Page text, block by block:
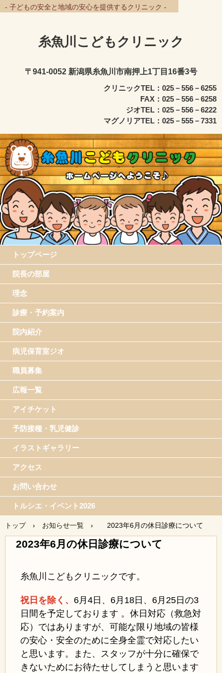
- 子どもの安全と地域の安心を提供するクリニック -
糸魚川こどもクリニック
〒941-0052 新潟県糸魚川市南押上1丁目16番3号
クリニックTEL：025－556－6255
FAX：025－556－6258
ジオTEL：025－556－6222
マグノリアTEL：025－555－7331
トップページ
院長の部屋
理念
診療・予約案内
院内紹介
病児保育室ジオ
職員募集
広報一覧
アイチケット
予防接種・乳児健診
イラストギャラリー
アクセス
お問い合わせ
トルシエ・イベント2026
トップ › お知らせ一覧 › 2023年6月の休日診療について
2023年6月の休日診療について
糸魚川こどもクリニックです。
祝日を除く、 6月4日、 6月18日、6月25日の3
日間を予定しております 。休日対応（救急対
応）ではありますが、可能な限り地域の皆様
の安心・安全のために全身全霊で対応したい
と思います。また、スタッフが十分に確保で
きないためにお待たせしてしまうと思います